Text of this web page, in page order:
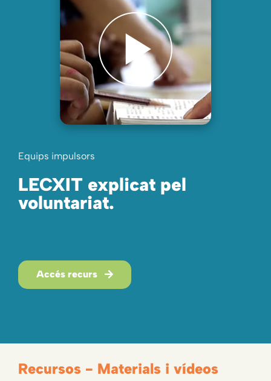
Equips impulsors
LECXIT explicat pel
voluntariat.
Accés recurs
Recursos - Materials i vídeos